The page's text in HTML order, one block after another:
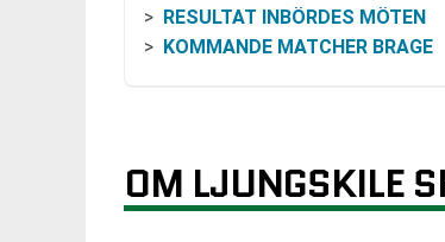
RESULTAT INBÖRDES MÖTEN
KOMMANDE MATCHER BRAGE
OM LJUNGSKILE